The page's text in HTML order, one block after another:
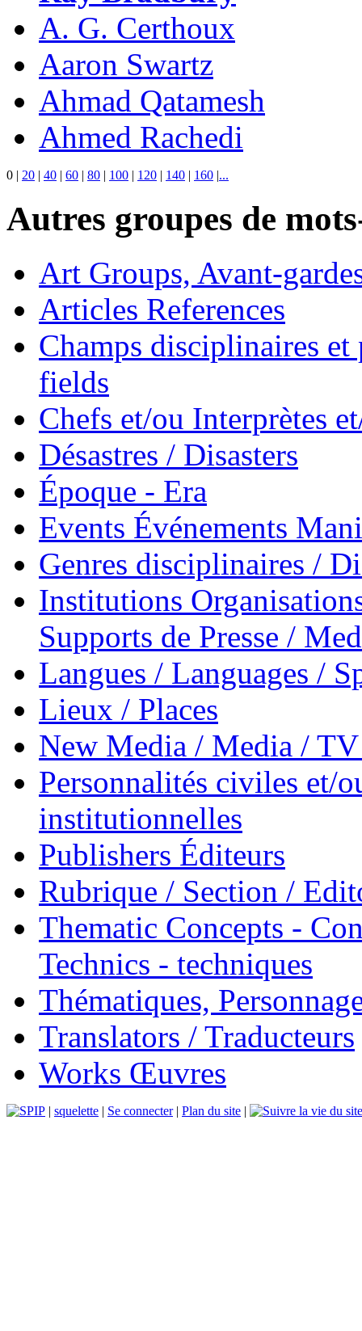
A. G. Certhoux
Aaron Swartz
Ahmad Qatamesh
Ahmed Rachedi
0 | 20 | 40 | 60 | 80 | 100 | 120 | 140 | 160 |...
Autres groupes de
Art Groups, Avant-
Articles References
Champs disciplinaires
fields
Chefs et/ou Interprètes
Désastres / Disasters
Époque - Era
Events Événements
Genres disciplinaires /
Institutions
Supports de Presse /
Langues / Languages /
Lieux / Places
New Media / Media /
Personnalités civiles et/
institutionnelles
Publishers Éditeurs
Rubrique / Section /
Thematic Concepts -
Technics - techniques
Thématiques,
Translators / Traducteurs
Works Œuvres
| squelette | Se connecter| Plan du site |